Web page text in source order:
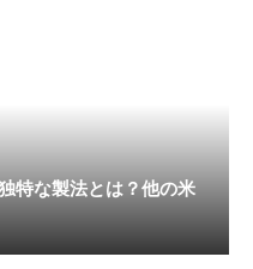
特な製法とは？他の米